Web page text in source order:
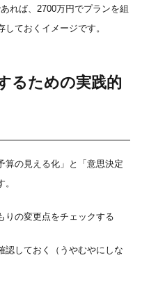
れば、2700万円でプランを組
ておくイメージです。
るための実践的
算の見える化」と「意思決定
りの変更点をチェックする
認しておく（うやむやにしな